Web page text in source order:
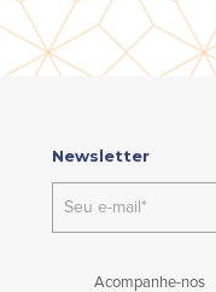
Newsletter
Acompanhe-nos